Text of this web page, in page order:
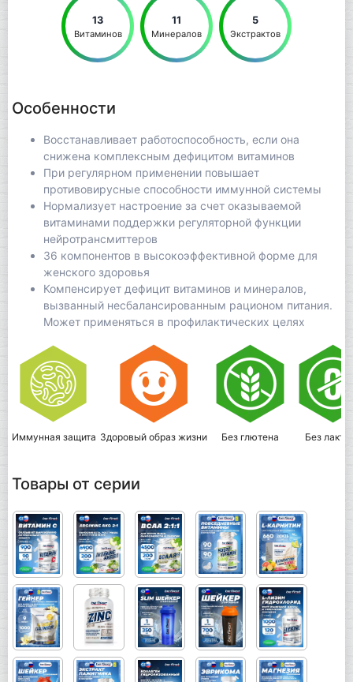
13
Витаминов
11
Минералов
5
Экстрактов
Особенности
Восстанавливает работоспособность, если она
снижена комплексным дефицитом витаминов
При регулярном применении повышает
противовирусные способности иммунной системы
Нормализует настроение за счет оказываемой
витаминами поддержки регуляторной функции
нейротрансмиттеров
36 компонентов в высокоэффективной форме для
женского здоровья
Компенсирует дефицит витаминов и минералов,
вызванный несбалансированным рационом питания.
Может применяться в профилактических целях
Иммунная защита Здоровый образ жизни Без глютена Без
Товары от серии